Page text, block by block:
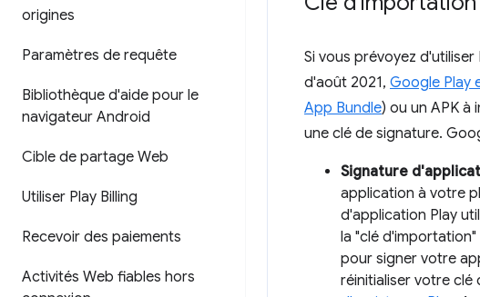
origines
Paramètres de requête
Bibliothèque d'aide pour le
navigateur Android
Cible de partage Web
Utiliser Play Billing
Recevoir des paiements
Activités Web fiables hors
Si vous prévoyez
d'août 2021, Google Play
App Bundle) ou un APK
une clé de signature.
Signature
application à votre
d'application Play
la "clé
pour signer votre
réinitialiser votre clé